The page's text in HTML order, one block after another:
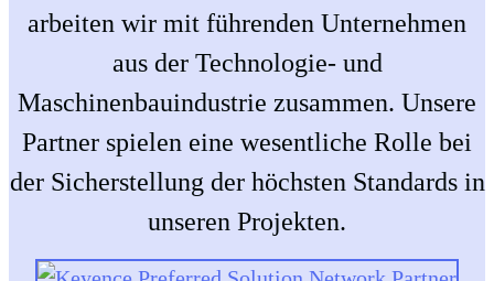
arbeiten wir mit führenden Unternehmen
aus der Technologie- und
Maschinenbauindustrie zusammen. Unsere
Partner spielen eine wesentliche Rolle bei
der Sicherstellung der höchsten Standards in
unseren Projekten.